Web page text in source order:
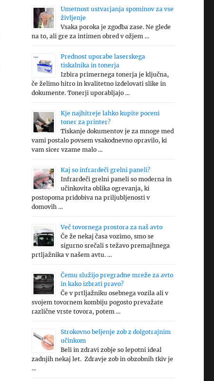
Umetnost ustvarjanja spominov za vse
življenje
Vsaka poroka je zgodba zase. Ne glede
na to, ali gre za intimen obred v ožjem …
Prednost uporabe laserskega
tiskalnika in tonerja
Izbira primernega tonerja je ključna,
če želimo hitro in kvalitetno izdelovati slike in
dokumente. Tonerji uporabljajo …
Kje najhitreje lahko kupite poceni
toner za printer?
Tiskanje dokumentov je za mnoge med
vami postalo povsem vsakodnevno opravilo, ki
vam sicer vzame malo …
Kaj so infrardeči grelni paneli?
Infrardeči grelni paneli so moderna in
učinkovita oblika ogrevanja, ki
postopoma pridobiva na priljubljenosti v
domovih …
Več tovornega prostora za naš avto
Če že nekaj časa vozimo, smo se
sigurno srečali s težavo premajhnega
prtljažnika v našem avtu. …
Čemu služijo pregradne mreže za avto
in kako izbrati pravo?
Če v prtljažniku osebnega vozila ali v
svojem tovornem kombiju pogosto prevažate
različne vrste tovora, potem …
Strokovno beljenje zob z dolgotrajnim
učinkom
Beli in zdravi zobje so lepotni ideal
zadnjih nekaj let. Zdravje zob in obzobnih tkiv je
…